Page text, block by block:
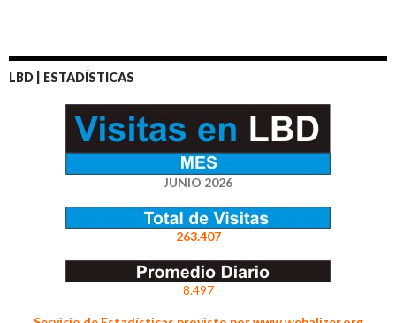
LBD | ESTADÍSTICAS
JUNIO 2026
263.407
8.497